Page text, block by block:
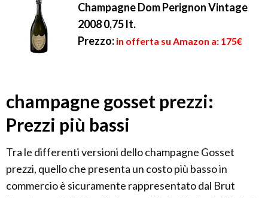
Champagne Dom Perignon Vintage
2008 0,75 lt.
Prezzo: in offerta su Amazon a: 175€
champagne gosset prezzi:
Prezzi più bassi
Tra le differenti versioni dello champagne Gosset
prezzi, quello che presenta un costo più basso in
commercio è sicuramente rappresentato dal Brut